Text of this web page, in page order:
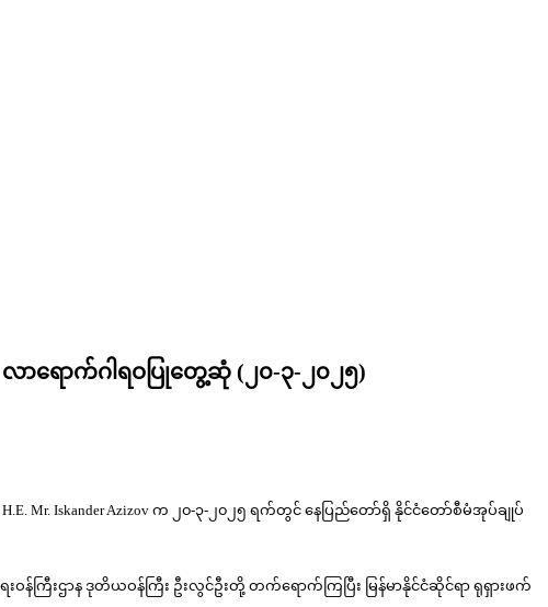
ာရောက်ဂါရဝပြုတွေ့ဆုံ (၂၀-၃-၂၀၂၅)
Mr. Iskander Azizov က ၂၀-၃-၂၀၂၅ ရက်တွင် နေပြည်တော်ရှိ နိုင်ငံတော်စီမံအုပ်ချုပ်
န်ကြီးဌာန ဒုတိယဝန်ကြီး ဦးလွင်ဦးတို့ တက်ရောက်ကြပြီး မြန်မာနိုင်ငံဆိုင်ရာ ရုရှားဖက်